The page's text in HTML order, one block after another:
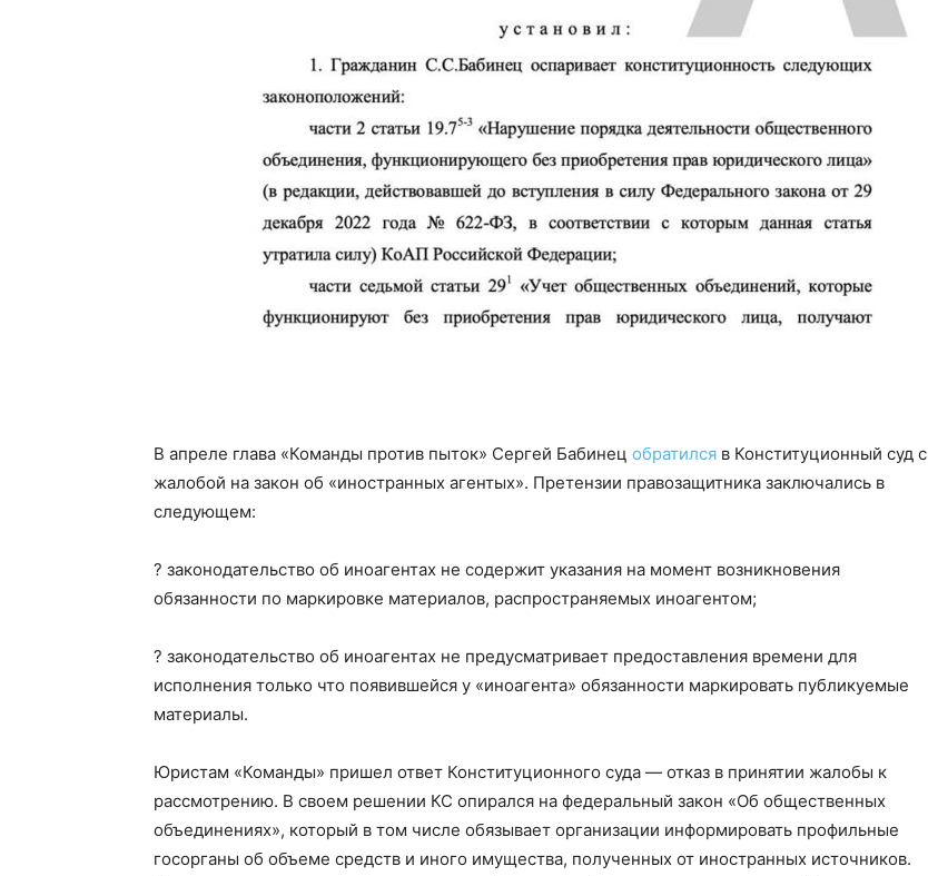
В апреле глава «Команды против пыток» Сергей Бабинец обратился в Конституционный суд с
жалобой на закон об «иностранных агентых». Претензии правозащитника заключались в
следующем:
? законодательство об иноагентах не содержит указания на момент возникновения
обязанности по маркировке материалов, распространяемых иноагентом;
? законодательство об иноагентах не предусматривает предоставления времени для
исполнения только что появившейся у «иноагента» обязанности маркировать публикуемые
материалы.
Юристам «Команды» пришел ответ Конституционного суда — отказ в принятии жалобы к
рассмотрению. В своем решении КС опирался на федеральный закон «Об общественных
объединениях», который в том числе обязывает организации информировать профильные
госорганы об объеме средств и иного имущества, полученных от иностранных источников.